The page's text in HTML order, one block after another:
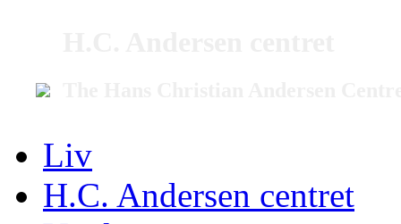
Liv
H.C. Andersen centret